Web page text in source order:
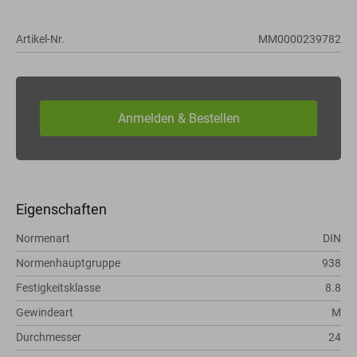
Artikel-Nr. MM0000239782
Eigenschaften
Normenart
DIN
Normenhauptgruppe
938
Festigkeitsklasse
8.8
Gewindeart
M
Durchmesser
24